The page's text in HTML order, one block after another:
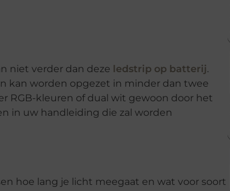
niet verder dan deze ledstrip op batterij.
kan worden opgezet in minder dan twee
RGB-kleuren of dual wit gewoon door het
in uw handleiding die zal worden
hoe lang je licht meegaat en wat voor soort